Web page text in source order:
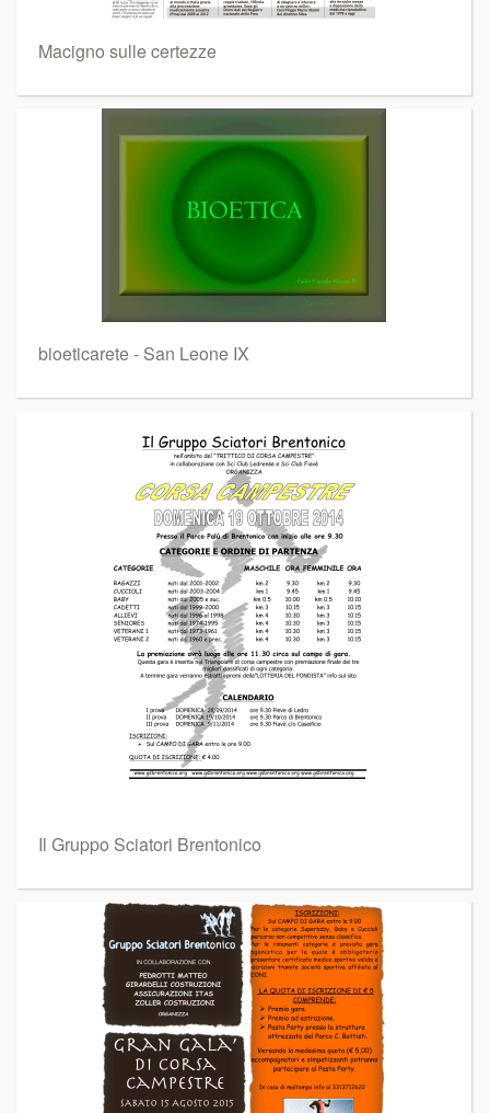
Macigno sulle certezze
bioeticarete - San Leone IX
Il Gruppo Sciatori Brentonico